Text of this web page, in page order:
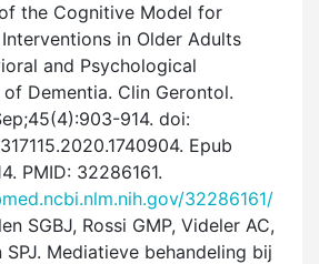
the Cognitive Model for
in Older Adults
and Psychological
Dementia. Clin Gerontol.
914. doi:
Epub
PMID: 32286161.
32286161/
SGBJ, Rossi GMP, Videler AC,
SPJ. Mediatieve behandeling bij